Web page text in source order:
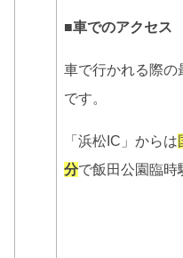
■車でのアクセス
車で行かれる際の
です。
「浜松IC」からは
分で飯田公園臨時